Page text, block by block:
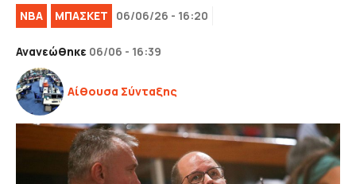
NBA ΜΠΑΣΚΕΤ 06/06/26 - 16:20
Ανανεώθηκε 06/06 - 16:39
Αίθουσα Σύνταξης